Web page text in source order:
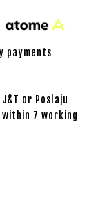
payments
or Poslaju
7 working